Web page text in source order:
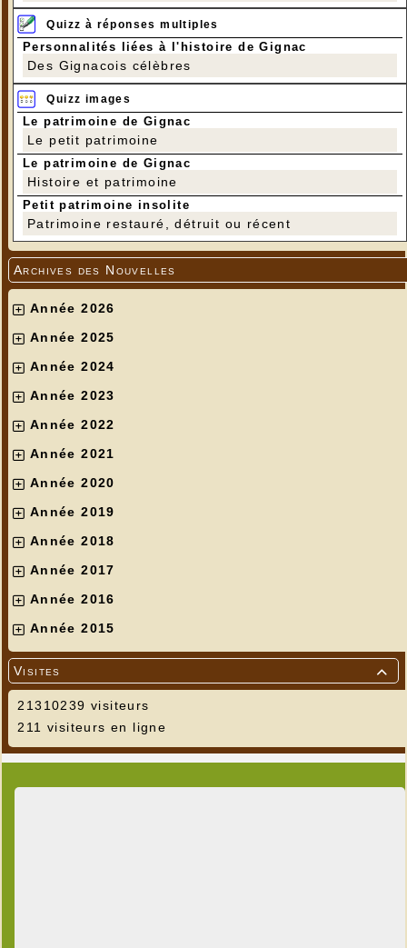
Quizz à réponses multiples
Personnalités liées à l'histoire de Gignac
Des Gignacois célèbres
Quizz images
Le patrimoine de Gignac
Le petit patrimoine
Le patrimoine de Gignac
Histoire et patrimoine
Petit patrimoine insolite
Patrimoine restauré, détruit ou récent
Archives des Nouvelles
Année 2026
Année 2025
Année 2024
Année 2023
Année 2022
Année 2021
Année 2020
Année 2019
Année 2018
Année 2017
Année 2016
Année 2015

Visites
21310239 visiteurs
211 visiteurs en ligne